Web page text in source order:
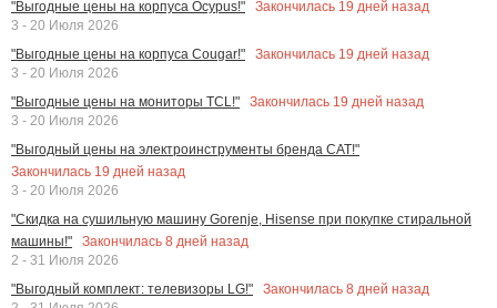
"Выгодные цены на корпуса Ocypus!"
Закончилась 19 дней назад
3 - 20 Июля 2026
"Выгодные цены на корпуса Cougar!"
Закончилась 19 дней назад
3 - 20 Июля 2026
"Выгодные цены на мониторы TCL!"
Закончилась 19 дней назад
3 - 20 Июля 2026
"Выгодный цены на электроинструменты бренда CAT!"
Закончилась 19 дней назад
3 - 20 Июля 2026
"Скидка на сушильную машину Gorenje, Hisense при покупке стиральной
машины!"
Закончилась 8 дней назад
2 - 31 Июля 2026
"Выгодный комплект: телевизоры LG!"
Закончилась 8 дней назад